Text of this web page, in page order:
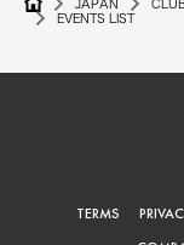
JAPAN
EVENTS LIST
TERMS